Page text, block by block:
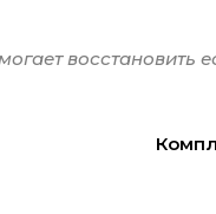
восстановить